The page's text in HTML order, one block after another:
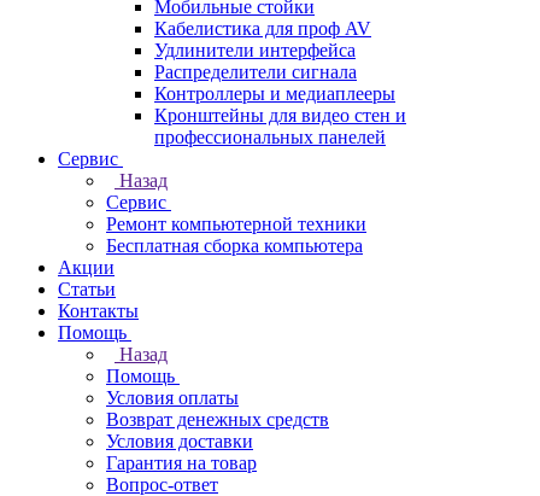
Мобильные стойки
Кабелистика для проф AV
Удлинители интерфейса
Распределители сигнала
Контроллеры и медиаплееры
Кронштейны для видео стен и
профессиональных панелей
Сервис
Назад
Сервис
Ремонт компьютерной техники
Бесплатная сборка компьютера
Акции
Статьи
Контакты
Помощь
Назад
Помощь
Условия оплаты
Возврат денежных средств
Условия доставки
Гарантия на товар
Вопрос-ответ